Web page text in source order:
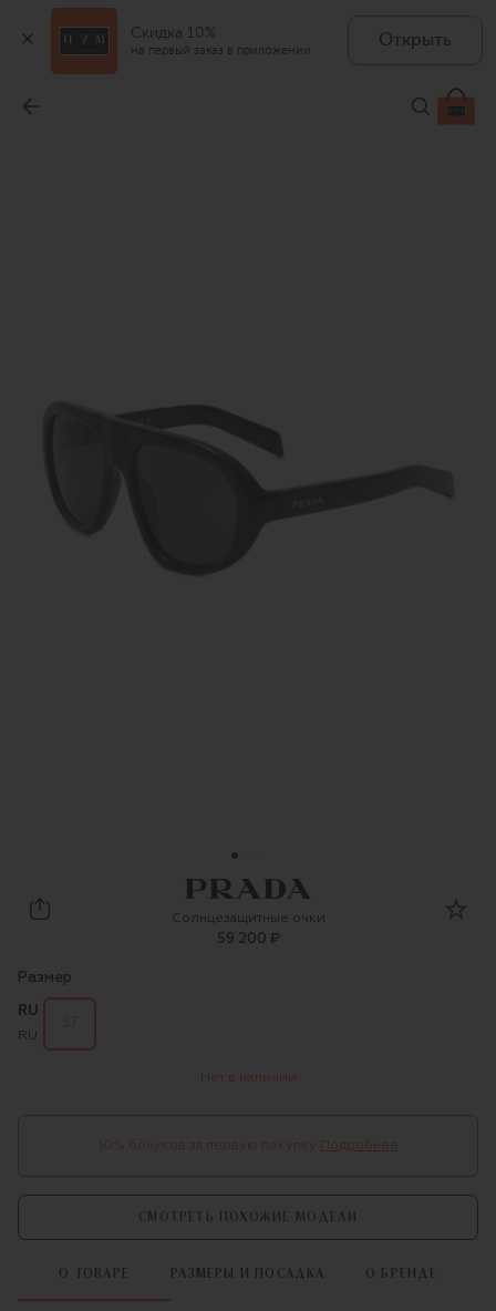
Скидка 10%
на первый заказ в приложении
Открыть
59 200 ₽
Prada
Солнцезащитные очки
59 200 ₽
Размер
RU
RU
Нет в наличии
10% бонусов за первую покупку Подробнее
СМОТРЕТЬ ПОХОЖИЕ МОДЕЛИ
О ТОВАРЕ РАЗМЕРЫ И ПОСАДКА О БРЕНДЕ